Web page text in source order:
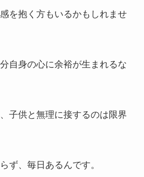
を抱く方もいるかもしれませ
自身の心に余裕が生まれるな
子供と無理に接するのは限界
ず、毎日あるんです。